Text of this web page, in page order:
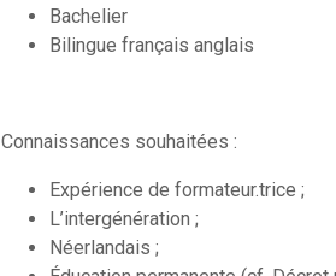
Bachelier
Bilingue français anglais
Connaissances souhaitées :
Expérience de formateur.trice ;
L’intergénération ;
Néerlandais ;